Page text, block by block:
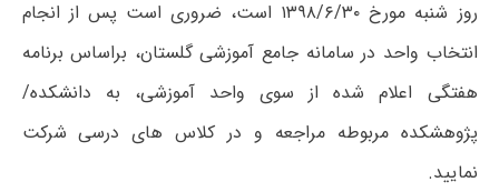
روز شنبه مورخ ۱۳۹۸/۶/۳۰ است، ضروری است پس از انجام
انتخاب واحد در سامانه جامع آموزشی گلستان، براساس برنامه
هفتگی اعلام شده از سوی واحد آموزشی، به دانشکده/
پژوهشکده مربوطه مراجعه و در کلاس های درسی شرکت
نمایید.